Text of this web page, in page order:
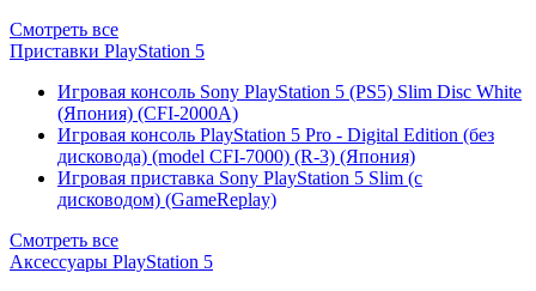
Смотреть все
Приставки PlayStation 5
Игровая консоль Sony PlayStation 5 (PS5) Slim Disc White
(Япония) (CFI-2000A)
Игровая консоль PlayStation 5 Pro - Digital Edition (без
дисковода) (model CFI-7000) (R-3) (Япония)
Игровая приставка Sony PlayStation 5 Slim (с
дисководом) (GameReplay)
Смотреть все
Аксессуары PlayStation 5